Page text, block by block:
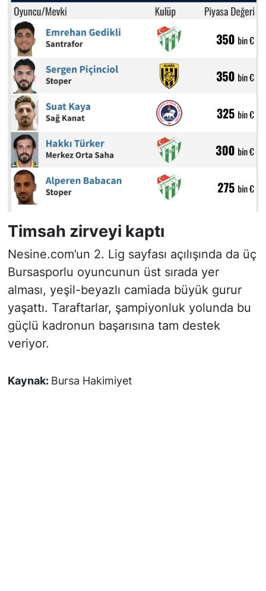
Timsah zirveyi kaptı
Nesine.com’un 2. Lig sayfası açılışında da üç
Bursasporlu oyuncunun üst sırada yer
alması, yeşil-beyazlı camiada büyük gurur
yaşattı. Taraftarlar, şampiyonluk yolunda bu
güçlü kadronun başarısına tam destek
veriyor.
Kaynak: Bursa Hakimiyet